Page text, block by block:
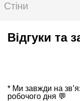
Стіни
Відгуки та
* Ми завжди на
робочого дня 💬